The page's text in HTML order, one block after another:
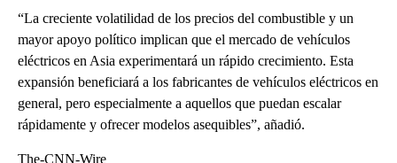
“La creciente volatilidad de los precios del combustible y un
mayor apoyo político implican que el mercado de vehículos
eléctricos en Asia experimentará un rápido crecimiento. Esta
expansión beneficiará a los fabricantes de vehículos eléctricos en
general, pero especialmente a aquellos que puedan escalar
rápidamente y ofrecer modelos asequibles”, añadió.
The-CNN-Wire